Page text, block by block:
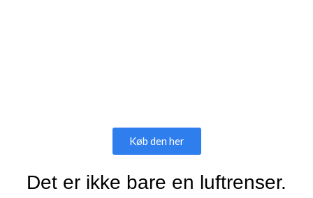
Køb den her
Det er ikke bare en luftrenser.